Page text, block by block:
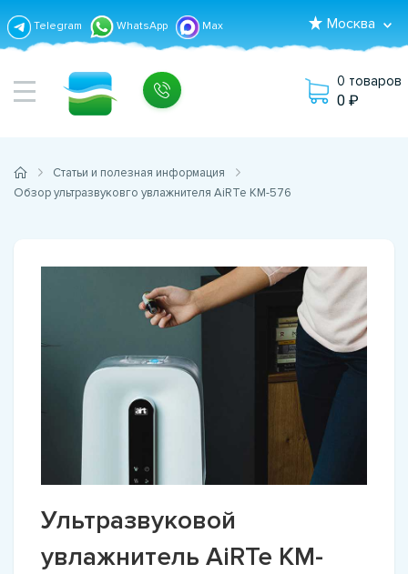
Telegram WhatsApp Max Москва
0 товаров
0
Статьи и полезная информация
Обзор ультразвуковго увлажнителя AiRTe KM-576
Ультразвуковой
увлажнитель AiRTe KM-